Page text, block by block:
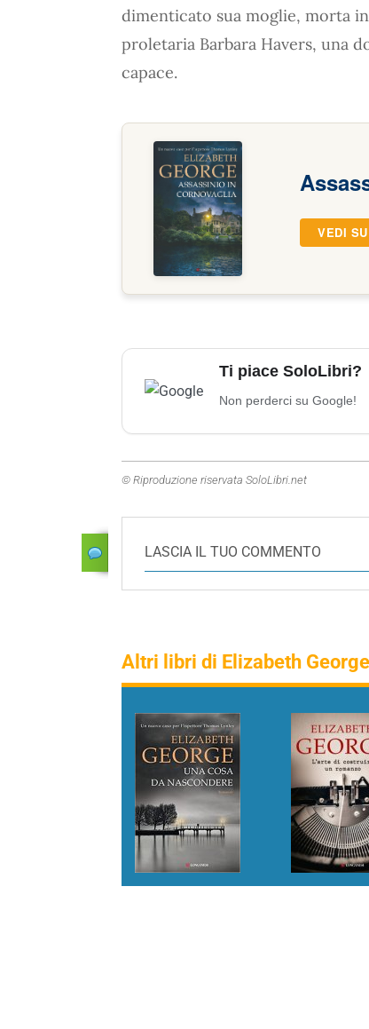
dimenticato sua moglie, morta
proletaria Barbara Havers, una
capace.
VEDI
Ti piace SoloLibri?
Non perderci su Google!
© Riproduzione riservata SoloLibri.net
LASCIA IL TUO COMMENTO
Altri libri di Elizabeth George